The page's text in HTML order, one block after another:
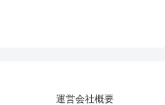
運営会社概要